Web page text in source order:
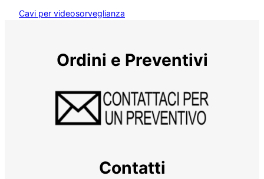
Cavi per videosorveglianza
Ordini e Preventivi
Contatti